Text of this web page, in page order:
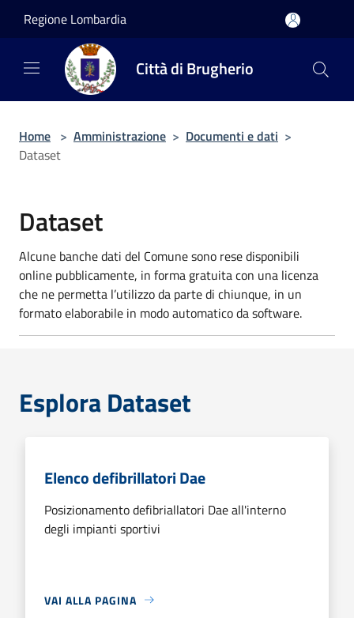
Regione Lombardia
Città di Brugherio
Home > Amministrazione > Documenti e dati >
Dataset
Dataset
Alcune banche dati del Comune sono rese disponibili
online pubblicamente, in forma gratuita con una licenza
che ne permetta l’utilizzo da parte di chiunque, in un
formato elaborabile in modo automatico da software.
Esplora Dataset
Elenco defibrillatori Dae
Posizionamento defibriallatori Dae all'interno
degli impianti sportivi
VAI ALLA PAGINA